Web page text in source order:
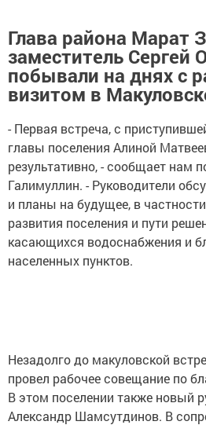
Глава района Марат
заместитель Сергей
побывали на днях с
визитом в
- Первая встреча, с
главы поселения Алиной
результативно, - сообщает нам
Галимуллин. - Руководители
и планы на будущее, в
развития поселения и пути
касающихся водоснабжения и
населенных пунктов.
Незадолго до макуловской
провел рабочее совещание по
В этом поселении также новый
Александр Шамсутдинов. В